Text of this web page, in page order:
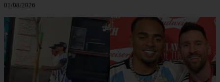
01/08/2026